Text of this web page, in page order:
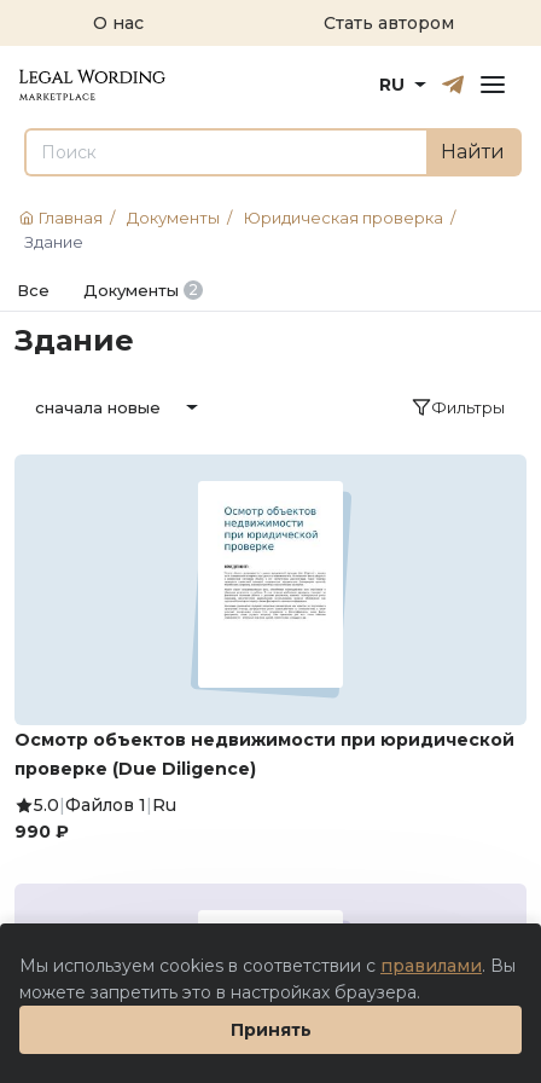
О нас Стать автором
РусскийEnglish
RU
Найти
Главная / Документы / Юридическая проверка /
Здание
Все Документы 2
Здание
сначала новые Фильтры
Осмотр объектов недвижимости при юридической
проверке (Due Diligence)
5.0|Файлов 1 |Ru
990 ₽
Мы используем cookies в соответствии с правилами. Вы
можете запретить это в настройках браузера.
Принять